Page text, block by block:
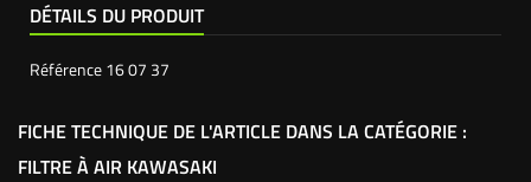
DÉTAILS DU PRODUIT
Référence16 07 37
FICHE TECHNIQUE DE L'ARTICLE DANS LA CATÉGORIE :
FILTRE À AIR KAWASAKI